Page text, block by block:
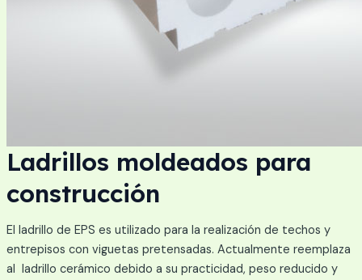
Ladrillos moldeados para
construcción
El ladrillo de EPS es utilizado para la realización de techos y
entrepisos con viguetas pretensadas. Actualmente reemplaza
al ladrillo cerámico debido a su practicidad, peso reducido y